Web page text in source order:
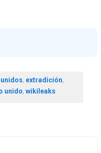
, extradición,
unido, wikileaks